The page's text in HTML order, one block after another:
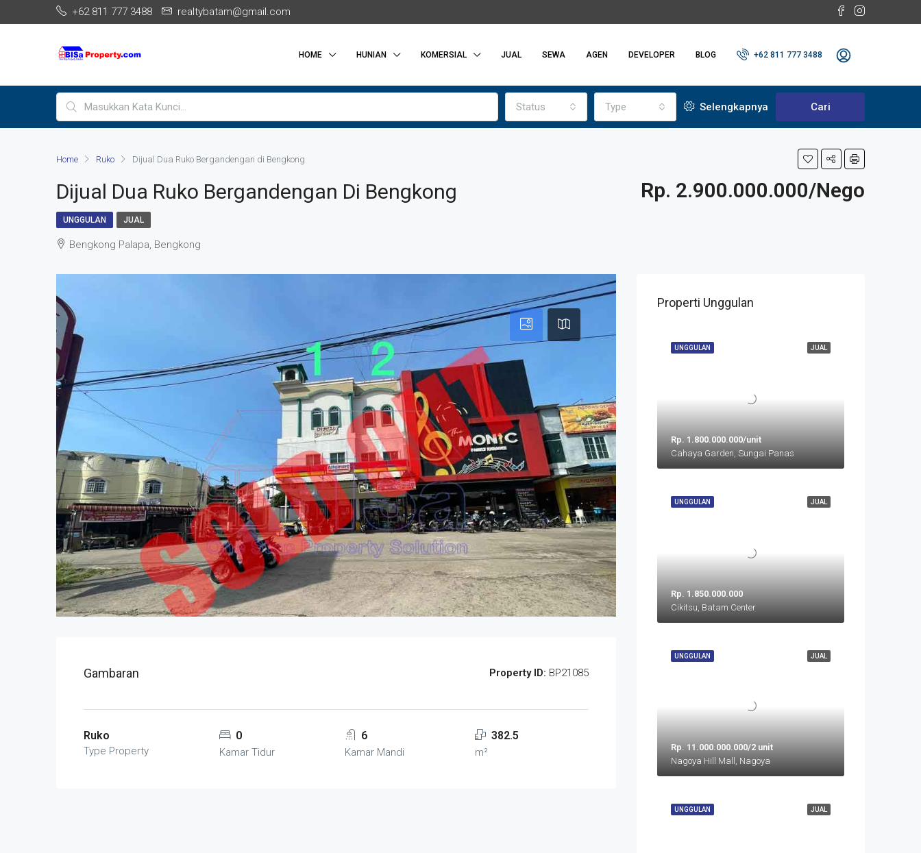
+62 811 777 3488 realtybatam@gmail.com
HOME HUNIAN KOMERSIAL JUAL SEWA AGEN DEVELOPER BLOG +62 811 777 3488
Status Type Selengkapnya Cari
Home Ruko Dijual Dua Ruko Bergandengan di Bengkong
Dijual Dua Ruko Bergandengan Di Bengkong Rp. 2.900.000.000/Nego
UNGGULAN JUAL
Bengkong Palapa, Bengkong
Gambaran Property ID: BP21085
Ruko
Type Property
0
Kamar Tidur
6
Kamar Mandi
382.5
m²
Properti Unggulan
JUAL
UNGGULAN
Rp. 1.800.000.000/unit
Cahaya Garden, Sungai Panas
JUAL
UNGGULAN
Rp. 1.850.000.000
Cikitsu, Batam Center
JUAL
UNGGULAN
Rp. 11.000.000.000/2 unit
Nagoya Hill Mall, Nagoya
JUAL
UNGGULAN